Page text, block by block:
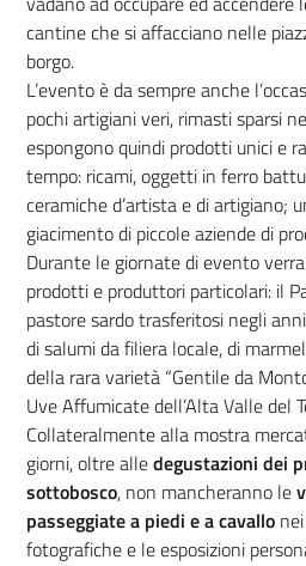
cantine che si affacciano nelle
borgo.
L’evento è da sempre anche
pochi artigiani veri, rimasti sparsi
espongono quindi prodotti unici e
tempo: ricami, oggetti in ferro
ceramiche d’artista e di artigiano;
giacimento di piccole aziende di
Durante le giornate di evento
prodotti e produttori particolari: il
pastore sardo trasferitosi negli
di salumi da filiera locale, di
della rara varietà “Gentile da
Uve Affumicate dell’Alta Valle del
Collateralmente alla mostra
giorni, oltre alledegustazioni dei
sottobosco, non mancheranno le
passeggiate a piedi e a cavallo
fotografiche e le esposizioni